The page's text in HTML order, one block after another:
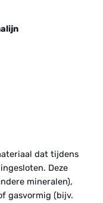
dat tijdens
Deze
mineralen),
gasvormig (bijv.